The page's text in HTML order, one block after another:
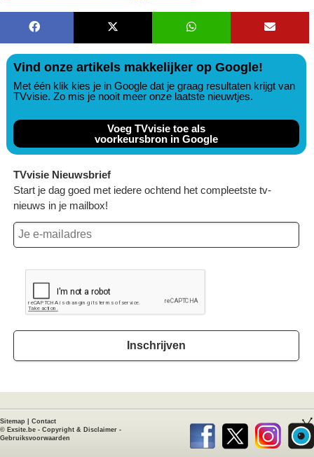
Vind onze artikels makkelijker op Google!
Met één klik kies je in Google dat je graag resultaten krijgt van
TVvisie. Zo mis je nooit meer onze laatste nieuwtjes.
Voeg TVvisie toe als
voorkeursbron in Google
TVvisie Nieuwsbrief
Start je dag goed met iedere ochtend het compleetste tv-
nieuws in je mailbox!
Inschrijven
Sitemap
Contact
© Exsite.be - Copyright & Disclaimer -
Gebruiksvoorwaarden